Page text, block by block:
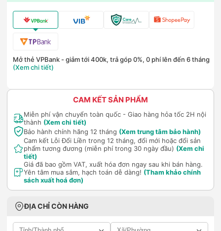
Mở thẻ VPBank - giảm tới 400k, trả góp 0%, 0 phí lên đến 6 tháng
(Xem chi tiết)
CAM KẾT SẢN PHẨM
Miễn phí vận chuyển toàn quốc - Giao hàng hỏa tốc 2H nội
thành (Xem chi tiết)
Bảo hành chính hãng 12 tháng (Xem trung tâm bảo hành)
Cam kết Lỗi Đổi Liền trong 12 tháng, đổi mới hoặc đổi sản
phẩm tương đương (miễn phí trong 30 ngày đầu) (Xem chi
tiết)
Giá đã bao gồm VAT, xuất hóa đơn ngay sau khi bán hàng.
Yên tâm mua sắm, hạch toán dễ dàng! (Tham khảo chính
sách xuất hoá đơn)
ĐỊA CHỈ CÒN HÀNG